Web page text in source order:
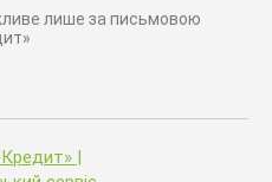
лише за письмовою